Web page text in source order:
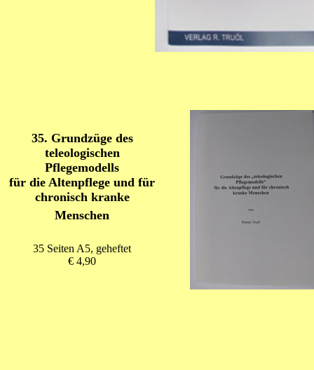
35. Grundzüge des
teleologischen
Pflegemodells
für die Altenpflege und für
chronisch kranke
Menschen
35 Seiten A5, geheftet
€ 4,90